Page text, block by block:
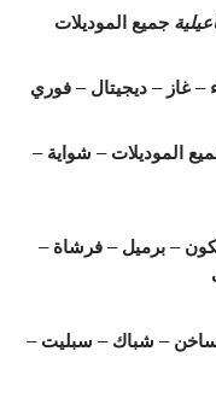
جميع الموديلات
– غاز – ديجيتال – فوري
الموديلات – شواية –
–برميل –فرشاة –
ساخن – شباك – سبليت –